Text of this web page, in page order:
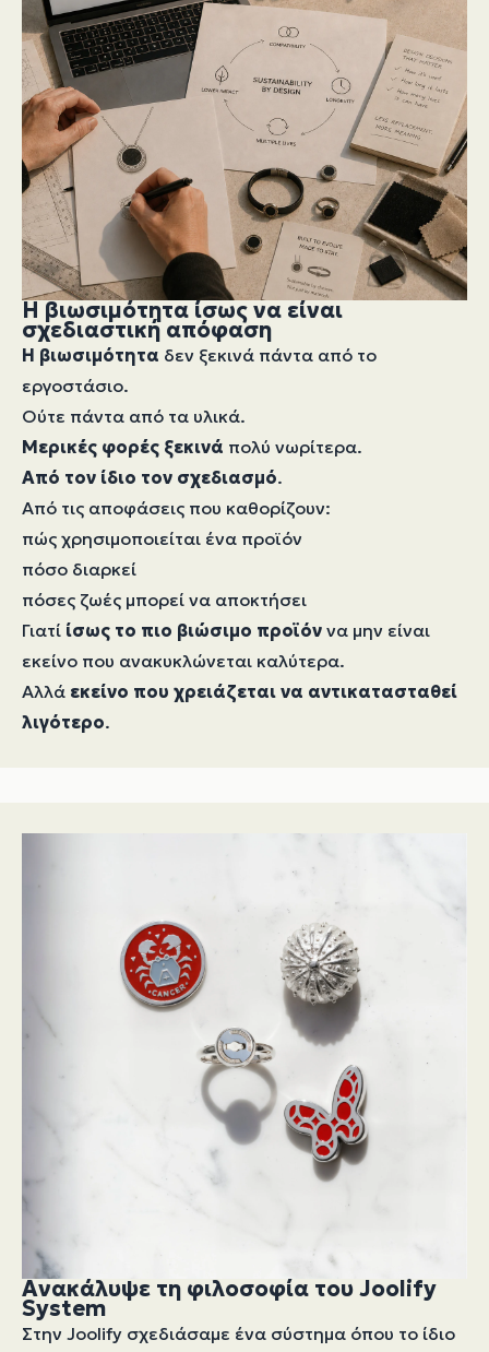
Η βιωσιμότητα ίσως να είναι
σχεδιαστική απόφαση
Η βιωσιμότητα δεν ξεκινά πάντα από το
εργοστάσιο.
Ούτε πάντα από τα υλικά.
Μερικές φορές ξεκινά πολύ νωρίτερα.
Από τον ίδιο τον σχεδιασμό.
Από τις αποφάσεις που καθορίζουν:
πώς χρησιμοποιείται ένα προϊόν
πόσο διαρκεί
πόσες ζωές μπορεί να αποκτήσει
Γιατί ίσως το πιο βιώσιμο προϊόν να μην είναι
εκείνο που ανακυκλώνεται καλύτερα.
Αλλά εκείνο που χρειάζεται να αντικατασταθεί
λιγότερο.
Ανακάλυψε τη φιλοσοφία του Joolify
System
Στην Joolify σχεδιάσαμε ένα σύστημα όπου το ίδιο